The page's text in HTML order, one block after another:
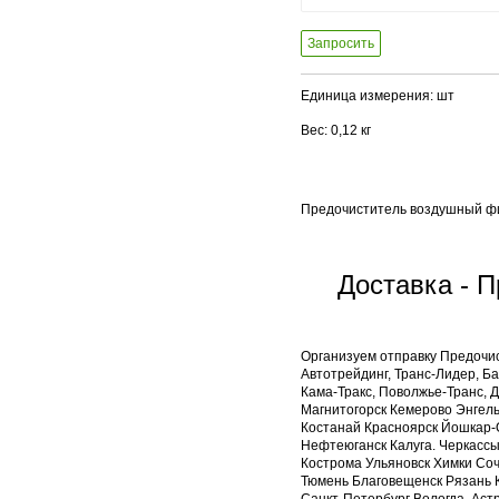
Запросить
Единица измерения: шт
Вес: 0,12 кг
Предочиститель воздушный
Доставка -
Организуем отправку
Автотрейдинг, Транс-Лидер,
Кама-Тракс, Поволжье-Транс,
Магнитогорск Кемерово
Костанай Красноярск
Нефтеюганск Калуга.
Кострома Ульяновск Химки
Тюмень Благовещенск Рязань